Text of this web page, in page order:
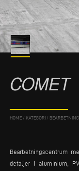
COMET
HOME / KATEGORI /
Bearbetningscentrum
detaljer i aluminium,